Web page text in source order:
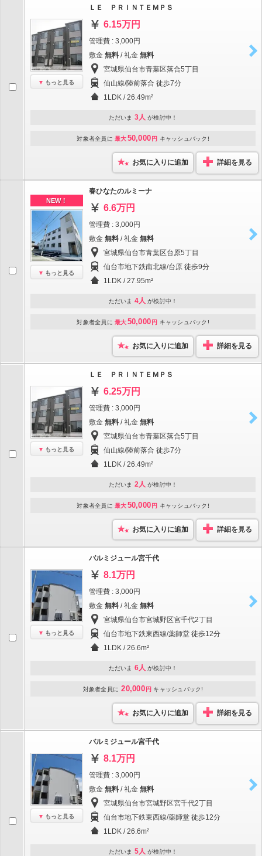
もっと見る
ＬＥ ＰＲＩＮＴＥＭＰＳ
6.15万円
管理費 : 3,000円
敷金 無料 / 礼金 無料
宮城県仙台市青葉区落合5丁目
仙山線/陸前落合 徒歩7分
1LDK / 26.49m²
ただいま 3人 が検討中！
対象者全員に 最大50,000 円 キャッシュバック!
お気に入りに追加 詳細を見る
NEW！
もっと見る
春ひなたのルミーナ
6.6万円
管理費 : 3,000円
敷金 無料 / 礼金 無料
宮城県仙台市青葉区台原5丁目
仙台市地下鉄南北線/台原 徒歩9分
1LDK / 27.95m²
ただいま 4人 が検討中！
対象者全員に 最大50,000 円 キャッシュバック!
お気に入りに追加 詳細を見る
もっと見る
ＬＥ ＰＲＩＮＴＥＭＰＳ
6.25万円
管理費 : 3,000円
敷金 無料 / 礼金 無料
宮城県仙台市青葉区落合5丁目
仙山線/陸前落合 徒歩7分
1LDK / 26.49m²
ただいま 2人 が検討中！
対象者全員に 最大50,000 円 キャッシュバック!
お気に入りに追加 詳細を見る
もっと見る
バルミジュール宮千代
8.1万円
管理費 : 3,000円
敷金 無料 / 礼金 無料
宮城県仙台市宮城野区宮千代2丁目
仙台市地下鉄東西線/薬師堂 徒歩12分
1LDK / 26.6m²
ただいま 6人 が検討中！
対象者全員に 20,000 円 キャッシュバック!
お気に入りに追加 詳細を見る
もっと見る
バルミジュール宮千代
8.1万円
管理費 : 3,000円
敷金 無料 / 礼金 無料
宮城県仙台市宮城野区宮千代2丁目
仙台市地下鉄東西線/薬師堂 徒歩12分
1LDK / 26.6m²
ただいま 5人 が検討中！